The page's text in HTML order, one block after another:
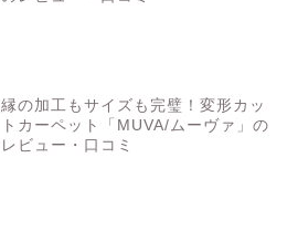
縁の加工もサイズも完璧！変形カッ
トカーペット「MUVA/ムーヴァ」の
レビュー・口コミ